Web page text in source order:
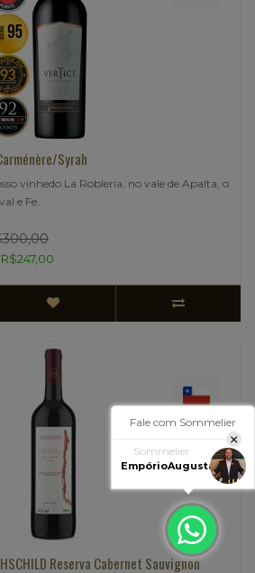
Syrah
vinhedo La Roblería, no vale de Apalta, o
e Fe..
Reserva Cabernet Sauvignon
Fale com Sommelier
Sommelier
EmpórioAugusta